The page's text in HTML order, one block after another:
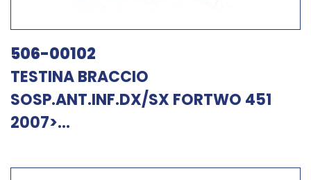
506-00102
TESTINA BRACCIO
SOSP.ANT.INF.DX/SX FORTWO 451
2007>...